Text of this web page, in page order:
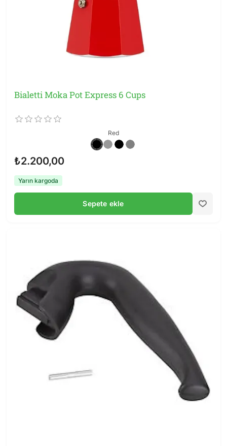
Bialetti Moka Pot Express 6 Cups
Red
₺2.200,00
Yarın kargoda
Sepete ekle